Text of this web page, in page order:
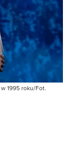
1995 roku/Fot.